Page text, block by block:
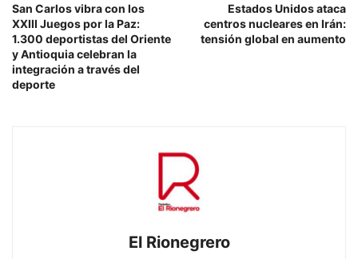
San Carlos vibra con los
XXIII Juegos por la Paz:
1.300 deportistas del Oriente
y Antioquia celebran la
integración a través del
deporte
Estados Unidos ataca
centros nucleares en Irán:
tensión global en aumento
El Rionegrero